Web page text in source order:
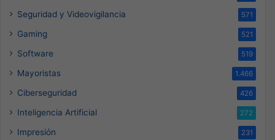
Seguridad y Videovigilancia 571
Gaming 521
Software 519
Mayoristas 1.466
Ciberseguridad 426
Inteligencia Artificial 272
Impresión 231